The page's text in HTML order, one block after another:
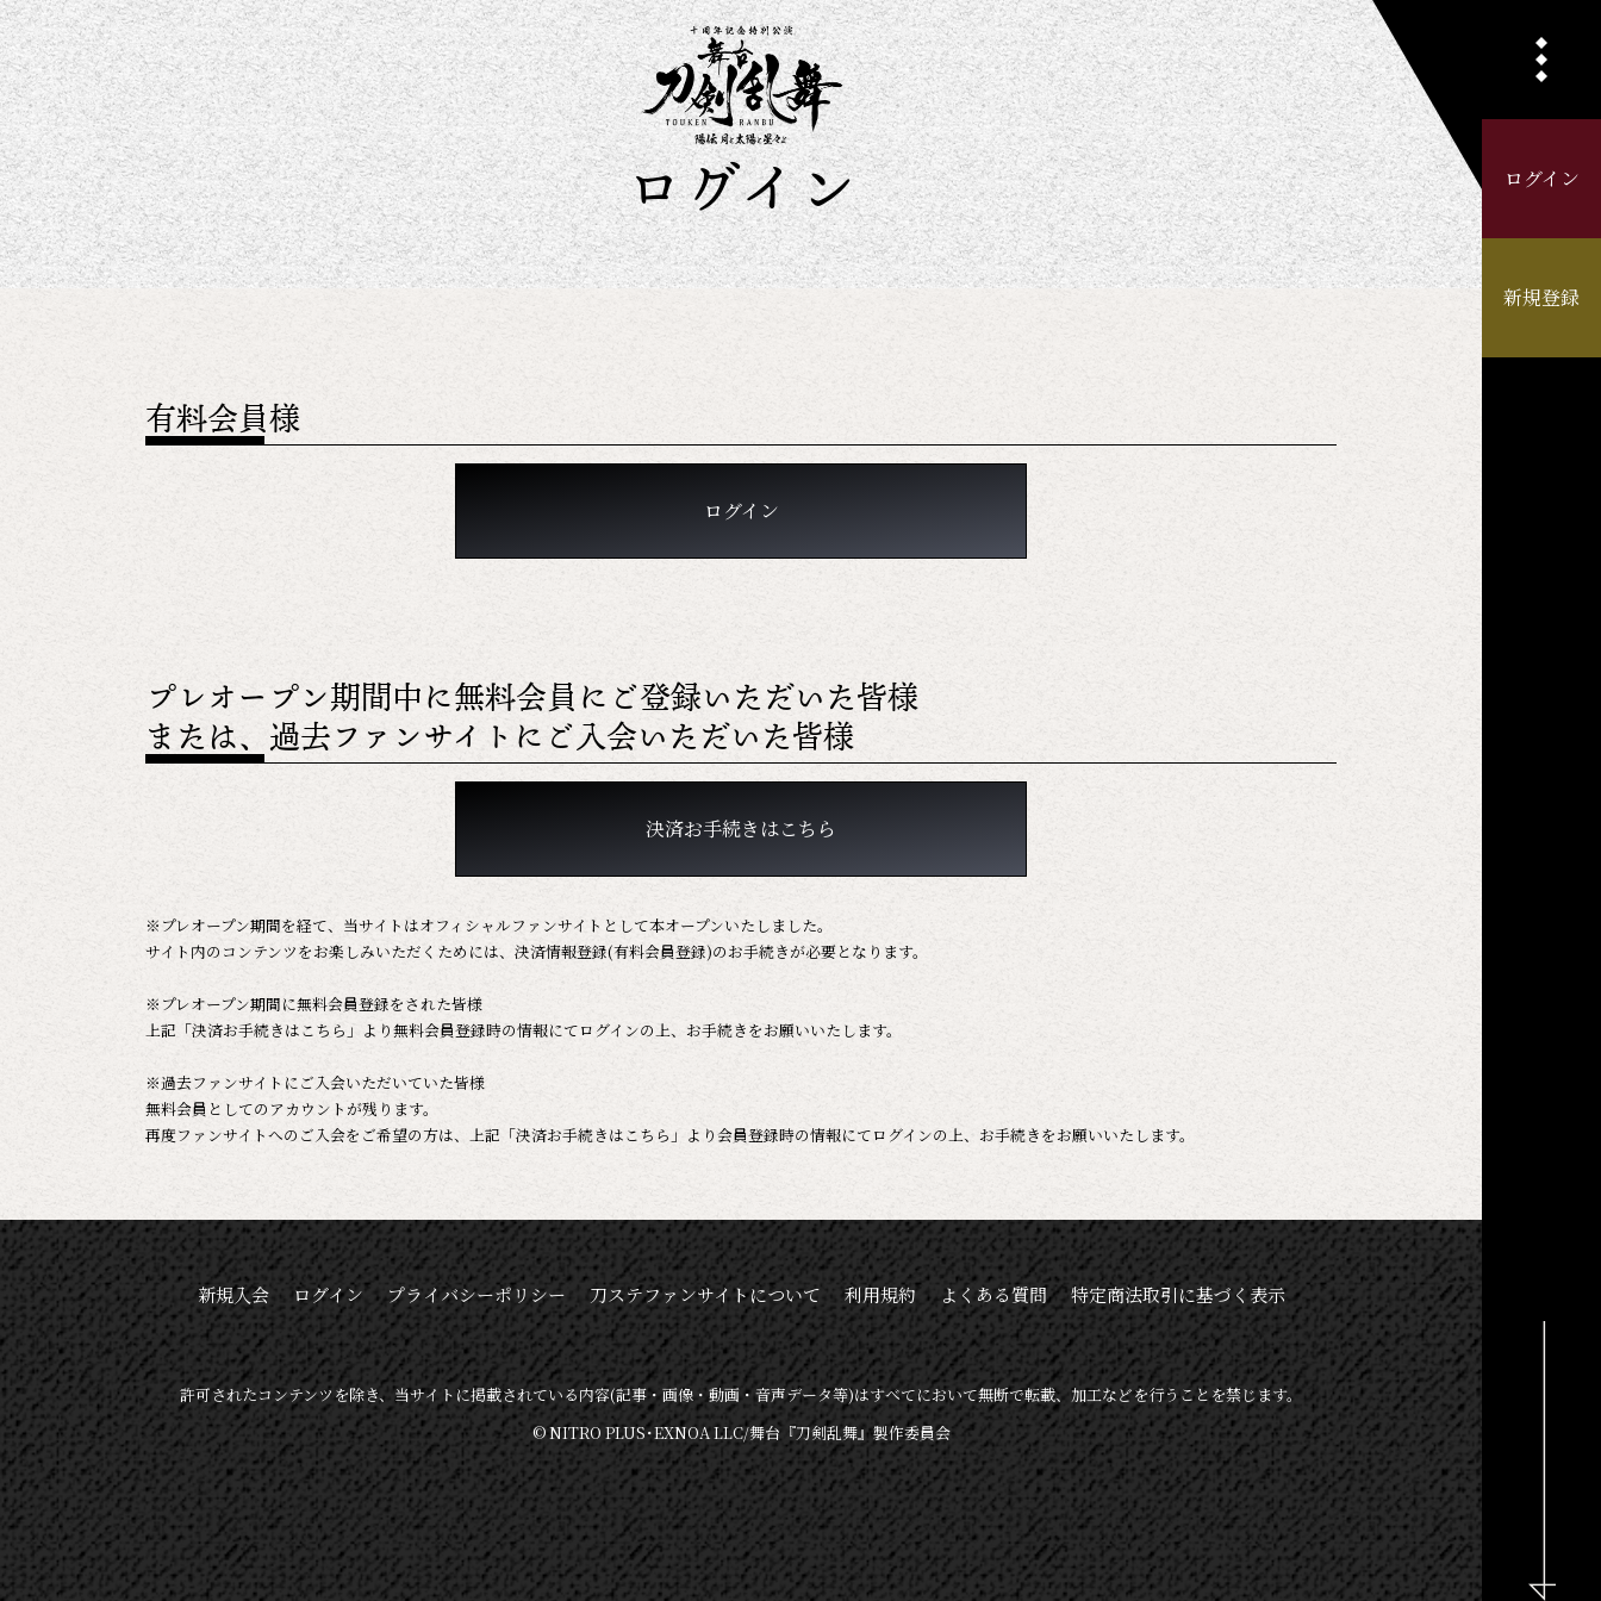
ログイン
新規登録
ログイン
有料会員様
ログイン
プレオープン期間中に無料会員にご登録いただいた皆様
または、過去ファンサイトにご入会いただいた皆様
決済お手続きはこちら
※プレオープン期間を経て、当サイトはオフィシャルファンサイトとして本オープンいたしました。
サイト内のコンテンツをお楽しみいただくためには、決済情報登録(有料会員登録)のお手続きが必要となります。
※プレオープン期間に無料会員登録をされた皆様
上記「決済お手続きはこちら」より無料会員登録時の情報にてログインの上、お手続きをお願いいたします。
※過去ファンサイトにご入会いただいていた皆様
無料会員としてのアカウントが残ります。
再度ファンサイトへのご入会をご希望の方は、上記「決済お手続きはこちら」より会員登録時の情報にてログインの上、お手続きをお願いいたします。
新規入会 ログイン プライバシーポリシー 刀ステファンサイトについて 利用規約 よくある質問 特定商法取引に基づく表示
許可されたコンテンツを除き、当サイトに掲載されている内容(記事・画像・動画・音声データ等)はすべてにおいて無断で転載、加工などを行うことを禁じます。
© NITRO PLUS･EXNOA LLC/舞台『刀剣乱舞』製作委員会